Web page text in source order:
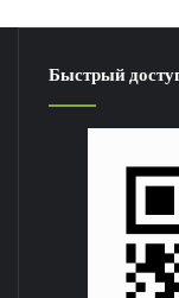
Быстрый